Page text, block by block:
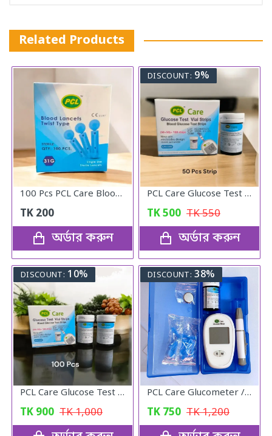
Related Products
100 Pcs PCL Care Blood Lancet Needle
TK 200
অর্ডার করুন
DISCOUNT: 9%
PCL Care Glucose Test Vial Strips 50pcs
TK500 TK550
অর্ডার করুন
DISCOUNT: 10%
PCL Care Glucose Test Vial Strips 100pcs.
TK 900 TK1,000
DISCOUNT: 38%
PCL Care Glucometer / Diabetics machine
TK 750 TK1,200